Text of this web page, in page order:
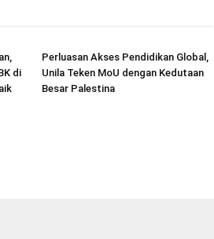
di
Perluasan Akses Pendidikan Global,
Unila Teken MoU dengan Kedutaan
Besar Palestina